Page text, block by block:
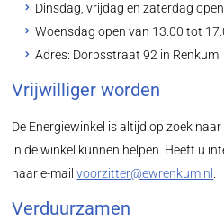
Dinsdag, vrijdag en zaterdag
Woensdag open van 13.00 tot
Adres: Dorpsstraat 92 in Renkum
Vrijwilliger worden
De Energiewinkel is altijd op zoek
in de winkel kunnen helpen. Heeft u
naar e-mailvoorzitter@ewrenkum.nl
Verduurzamen